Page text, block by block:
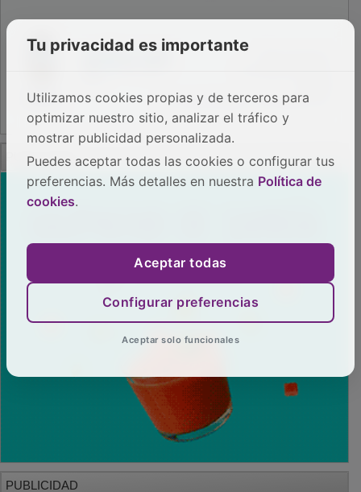
PUBLICIDAD
Tu privacidad es importante
Utilizamos cookies propias y de terceros para
optimizar nuestro sitio, analizar el tráfico y
mostrar publicidad personalizada.
Puedes aceptar todas las cookies o configurar tus
preferencias. Más detalles en nuestra Política de
cookies.
Aceptar todas
Configurar preferencias
Aceptar solo funcionales